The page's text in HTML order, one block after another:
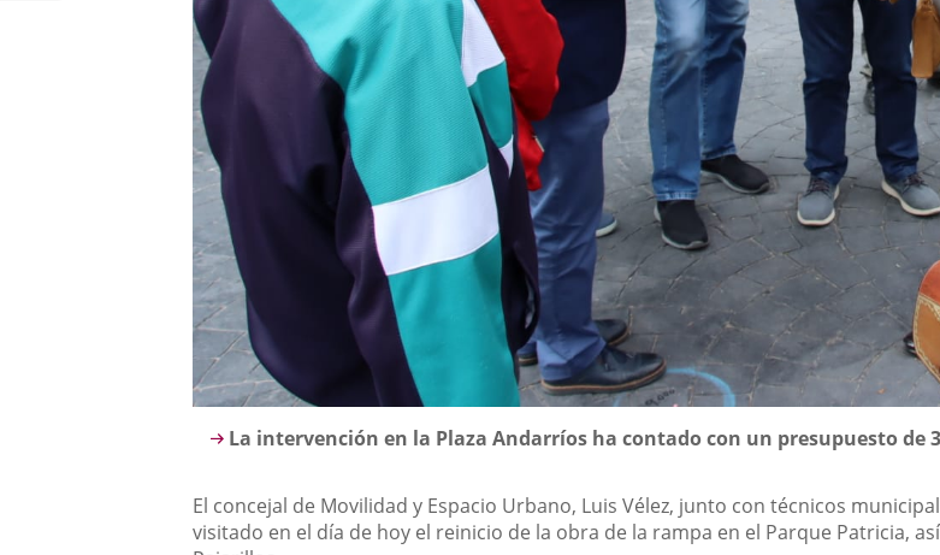
Descripción
La intervención en la Plaza Andarríos ha contado con un presupuesto
El concejal de Movilidad y Espacio Urbano, Luis Vélez, junto con técnicos
visitado en el día de hoy el reinicio de la obra de la rampa en el Parque Patricia,